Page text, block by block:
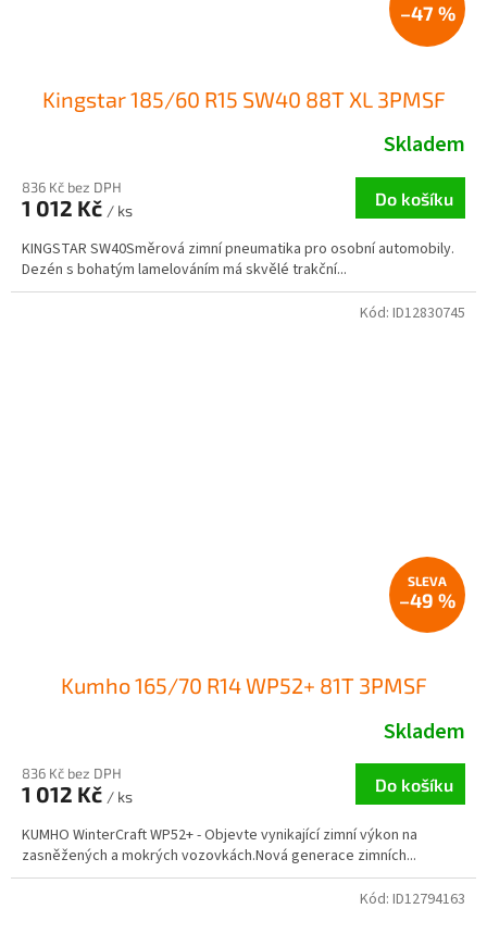
–47 %
Kingstar 185/60 R15 SW40 88T XL 3PMSF
Skladem
836 Kč bez DPH
1 012 Kč / ks
Do košíku
KINGSTAR SW40Směrová zimní pneumatika pro osobní automobily.
Dezén s bohatým lamelováním má skvělé trakční...
–49 %
Kumho 165/70 R14 WP52+ 81T 3PMSF
Skladem
836 Kč bez DPH
1 012 Kč / ks
Do košíku
KUMHO WinterCraft WP52+ - Objevte vynikající zimní výkon na
zasněžených a mokrých vozovkách.Nová generace zimních...
Kód: ID12830745
Kód: ID12794163